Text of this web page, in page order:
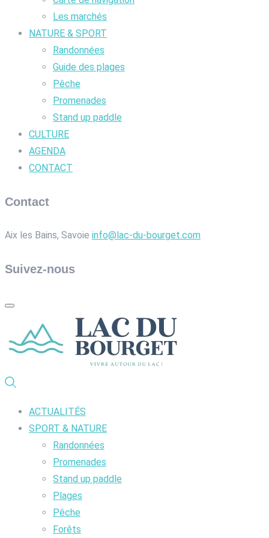
Les marchés
NATURE & SPORT
Randonnées
Guide des plages
Pêche
Promenades
Stand up paddle
CULTURE
AGENDA
CONTACT
Contact
Aix les Bains, Savoie info@lac-du-bourget.com
Suivez-nous
ACTUALITÉS
SPORT & NATURE
Randonnées
Promenades
Stand up paddle
Plages
Pêche
Forêts